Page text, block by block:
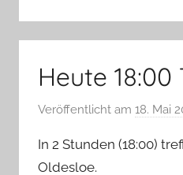
Heute
Veröffentlicht am 18. Mai
In 2 Stunden (18:00)
Oldesloe.